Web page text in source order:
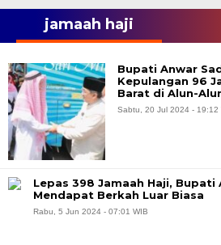
jamaah haji
Bupati Anwar
Kepulangan 96
Barat di Alun-
Sabtu, 20 Jul 2024 - 19:12
Lepas 398 Jamaah Haji, Bupati
Mendapat Berkah Luar Biasa
Rabu, 5 Jun 2024 - 07:01 WIB